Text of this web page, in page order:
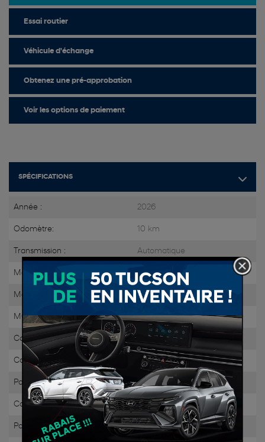
SPÉCIFICATIONS
Année : 2026
Odomètre: 10 km
Transmission : Automatique
Motricité : Traction intégrale
Moteur : Électrique
MOTEUR (L) : 0.0
Carburant : Hybride
Couleur extérieur : Gris écotronique (PE2)
Portes : 4
Couleur intérieur: BLACK CLOTH SEAT TRIM
Passagers : 5
Essai routier
Véhicule d'échange
Obtenez une pré-approbation
Voir les options de paiement